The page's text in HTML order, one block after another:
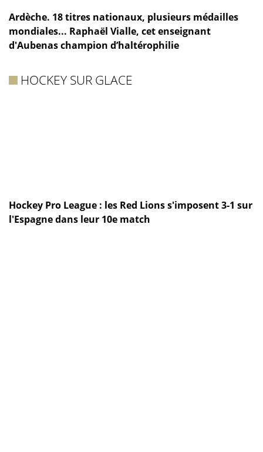
Ardèche. 18 titres nationaux, plusieurs médailles
mondiales... Raphaël Vialle, cet enseignant
d'Aubenas champion d’haltérophilie
HOCKEY SUR GLACE
Hockey Pro League : les Red Lions s'imposent 3-1 sur
l'Espagne dans leur 10e match